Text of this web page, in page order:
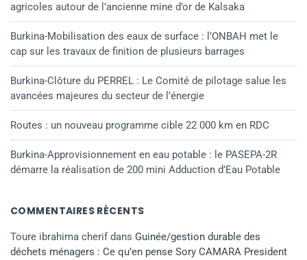
agricoles autour de l’ancienne mine d’or de Kalsaka
Burkina-Mobilisation des eaux de surface : l’ONBAH met le
cap sur les travaux de finition de plusieurs barrages
Burkina-Clôture du PERREL : Le Comité de pilotage salue les
avancées majeures du secteur de l’énergie
Routes : un nouveau programme cible 22 000 km en RDC
Burkina-Approvisionnement en eau potable : le PASEPA-2R
démarre la réalisation de 200 mini Adduction d’Eau Potable
COMMENTAIRES RÉCENTS
Toure ibrahima cherif dans Guinée/gestion durable des
déchets ménagers : Ce qu’en pense Sory CAMARA President